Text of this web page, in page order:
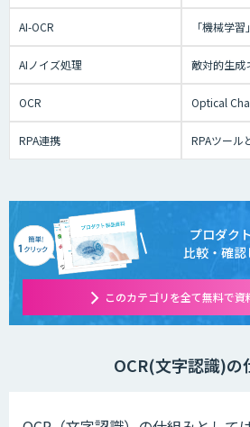
AI-OCR 「機械学
AIノイズ処理 敵対的生成
OCR Optical
RPA連携 RPAツール
プロダク
比較・確認
このカテゴリを全て無料で資
OCR(文字認識)の